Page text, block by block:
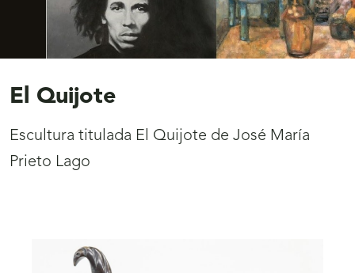
El Quijote
Escultura titulada El Quijote de José María
Prieto Lago